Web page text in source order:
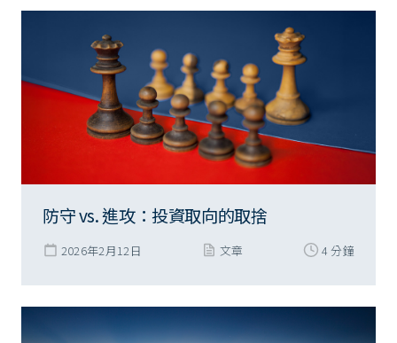
防守 vs. 進攻：投資取向的取捨
2026年2月12日 文章 4 分鐘